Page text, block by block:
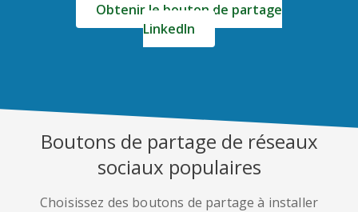
Obtenir le bouton de partage
LinkedIn
Boutons de partage de réseaux
sociaux populaires
Choisissez des boutons de partage à installer